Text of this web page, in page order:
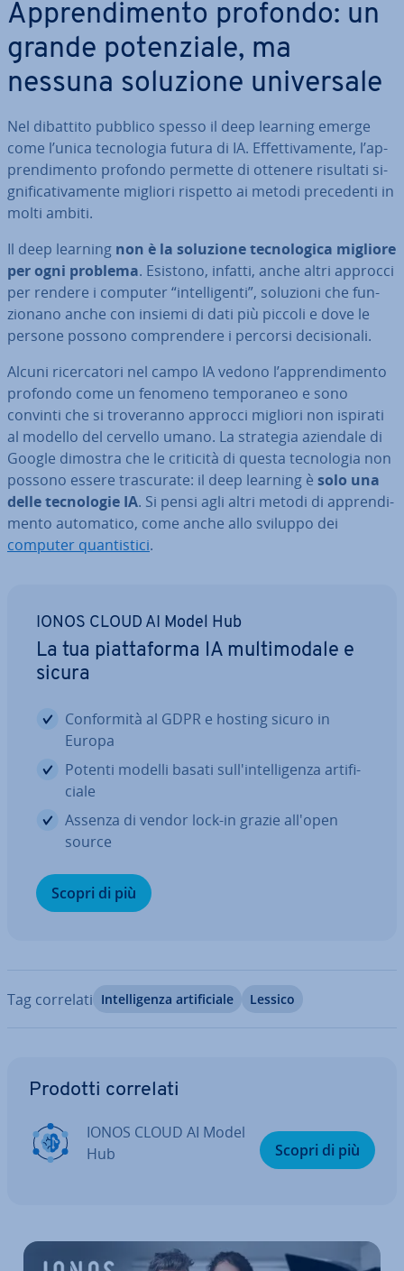
Ap­pren­di­men­to profondo: un
grande po­ten­zia­le, ma
nessuna soluzione uni­ver­sa­le
Nel dibattito pubblico spesso il deep learning emerge
come l’unica tec­no­lo­gia futura di IA. Ef­fet­ti­va­men­te, l’ap­
pren­di­men­to profondo permette di ottenere risultati si­
gni­fi­ca­ti­va­men­te migliori rispetto ai metodi pre­ce­den­ti in
molti ambiti.
Il deep learning non è la soluzione tec­no­lo­gi­ca migliore
per ogni problema. Esistono, infatti, anche altri approcci
per rendere i computer “in­tel­li­gen­ti”, soluzioni che fun­
zio­na­no anche con insiemi di dati più piccoli e dove le
persone possono com­pren­de­re i percorsi de­ci­sio­na­li.
Alcuni ri­cer­ca­to­ri nel campo IA vedono l’ap­pren­di­men­to
profondo come un fenomeno tem­po­ra­neo e sono
convinti che si tro­ve­ran­no approcci migliori non ispirati
al modello del cervello umano. La strategia aziendale di
Google dimostra che le criticità di questa tec­no­lo­gia non
possono essere tra­scu­ra­te: il deep learning è solo una
delle tec­no­lo­gie IA. Si pensi agli altri metodi di ap­pren­di­
men­to au­to­ma­ti­co, come anche allo sviluppo dei
computer quan­ti­sti­ci.
IONOS CLOUD AI Model Hub
La tua piat­ta­for­ma IA mul­ti­mo­da­le e
sicura
Con­for­mi­tà al GDPR e hosting sicuro in
Europa
Potenti modelli basati sul­l'in­tel­li­gen­za ar­ti­fi­
cia­le
Assenza di vendor lock-in grazie all'open
source
Scopri di più
Tag correlati In­tel­li­gen­za ar­ti­fi­cia­le Lessico
Prodotti correlati
IONOS CLOUD AI Model
Hub
Scopri di più